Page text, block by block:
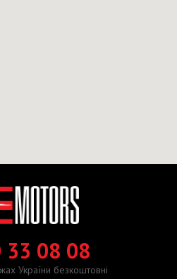
33 08 08
України безкоштовні